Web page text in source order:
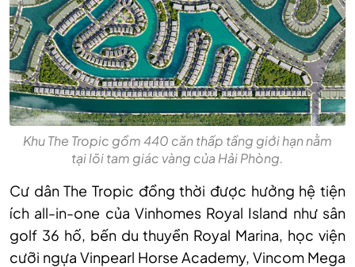
Khu The Tropic gồm 440 căn thấp tầng giới hạn nằm
tại lõi tam giác vàng của Hải Phòng.
Cư dân The Tropic đồng thời được hưởng hệ tiện
ích all-in-one của Vinhomes Royal Island như sân
golf 36 hố, bến du thuyền Royal Marina, học viện
cưỡi ngựa Vinpearl Horse Academy, Vincom Mega